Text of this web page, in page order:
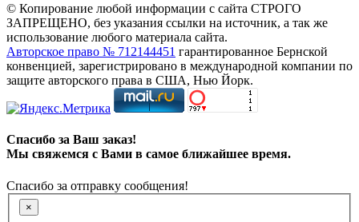
© Копирование любой информации с сайта СТРОГО
ЗАПРЕЩЕНО, без указания ссылки на источник, а так же
использование любого материала сайта.
Авторское право № 712144451 гарантированное Бернской
конвенцией, зарегистрировано в международной компании по
защите авторского права в США, Нью Йорк.
Спасибо за Ваш заказ!
Мы свяжемся с Вами в самое ближайшее время.
Спасибо за отправку сообщения!
×